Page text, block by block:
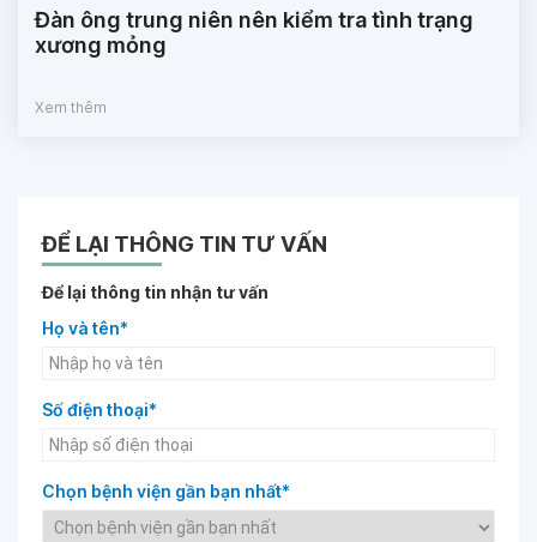
Đàn ông trung niên nên kiểm tra tình trạng
xương mỏng
Xem thêm
ĐỂ LẠI THÔNG TIN TƯ VẤN
Để lại thông tin nhận tư vấn
Họ và tên*
Số điện thoại*
Chọn bệnh viện gần bạn nhất*